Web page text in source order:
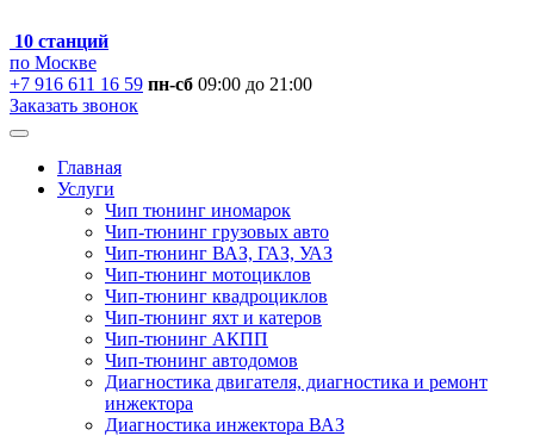
10 станций
по Москве
+7 916 611 16 59 пн-сб 09:00 до 21:00
Заказать звонок
Главная
Услуги
Чип тюнинг иномарок
Чип-тюнинг грузовых авто
Чип-тюнинг ВАЗ, ГАЗ, УАЗ
Чип-тюнинг мотоциклов
Чип-тюнинг квадроциклов
Чип-тюнинг яхт и катеров
Чип-тюнинг АКПП
Чип-тюнинг автодомов
Диагностика двигателя, диагностика и ремонт
инжектора
Диагностика инжектора ВАЗ